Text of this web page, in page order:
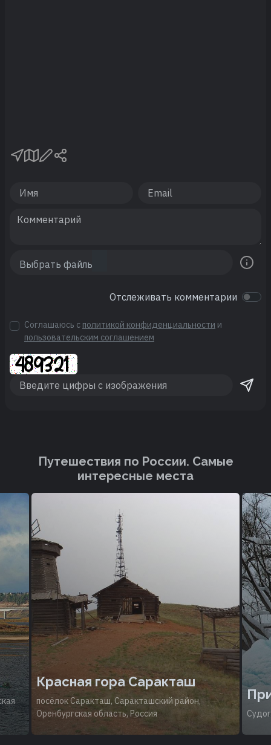
Отслеживать комментарии
Соглашаюсь с политикой конфиденциальности и
пользовательским соглашением
Путешествия по России. Cамые
интересные места
Красная гора Саракташ
посёлок Саракташ, Саракташский район,
Оренбургская область, Россия